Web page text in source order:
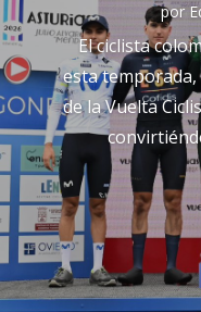
por
El ciclista
esta
de la Vuelta